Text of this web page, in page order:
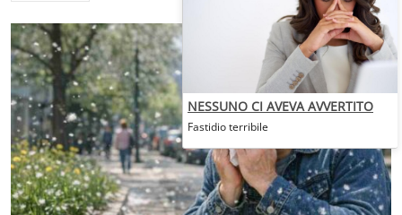
NESSUNO CI AVEVA AVVERTITO
Fastidio terribile